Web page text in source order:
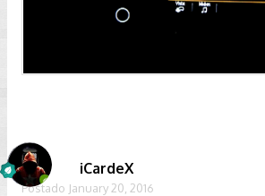
iCardeX
Postado January 20, 2016